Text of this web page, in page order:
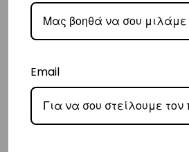
αναλάβει την παράδοσή σας.
– Οι χρόνοι παράδοσης συνήθως
– Προσφέρουμε επίσης αντικαταβολή για
Email